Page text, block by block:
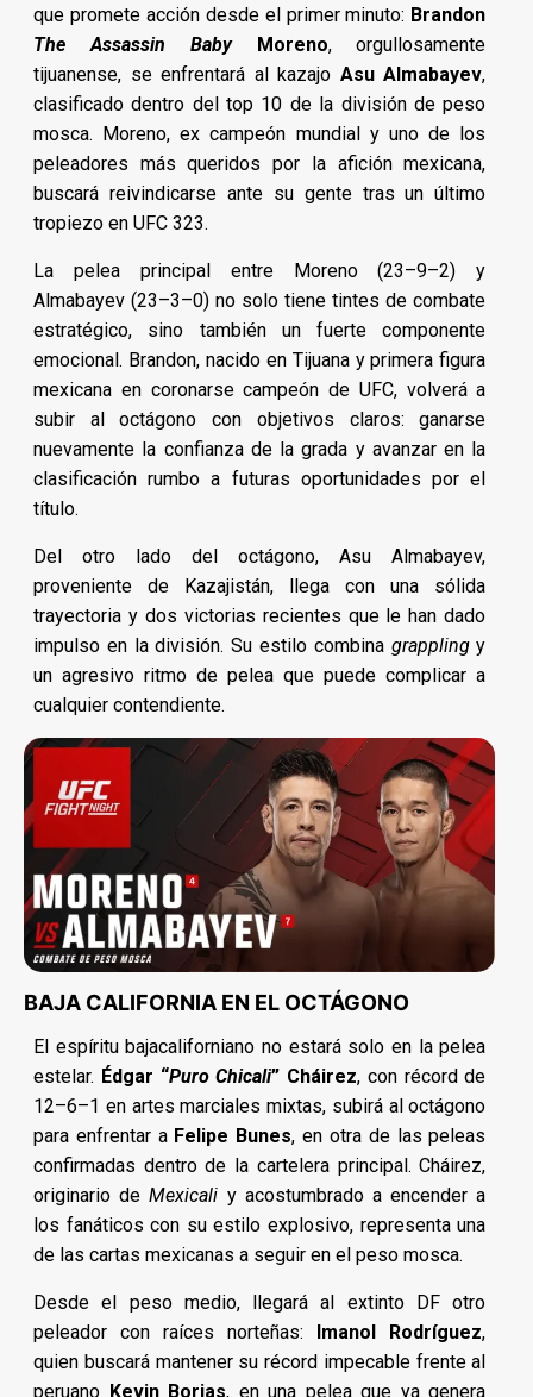
que promete acción desde el primer minuto: Brandon
The Assassin BabyMoreno, orgullosamente
tijuanense, se enfrentará al kazajo Asu Almabayev,
clasificado dentro del top 10 de la división de peso
mosca. Moreno, ex campeón mundial y uno de los
peleadores más queridos por la afición mexicana,
buscará reivindicarse ante su gente tras un último
tropiezo en UFC 323.
La pelea principal entre Moreno (23–9–2) y
Almabayev (23–3–0) no solo tiene tintes de combate
estratégico, sino también un fuerte componente
emocional. Brandon, nacido en Tijuana y primera figura
mexicana en coronarse campeón de UFC, volverá a
subir al octágono con objetivos claros: ganarse
nuevamente la confianza de la grada y avanzar en la
clasificación rumbo a futuras oportunidades por el
título.
Del otro lado del octágono, Asu Almabayev,
proveniente de Kazajistán, llega con una sólida
trayectoria y dos victorias recientes que le han dado
impulso en la división. Su estilo combina grapplingy
un agresivo ritmo de pelea que puede complicar a
cualquier contendiente.
BAJA CALIFORNIA EN EL OCTÁGONO
El espíritu bajacaliforniano no estará solo en la pelea
estelar. Édgar “Puro Chicali” Cháirez, con récord de
12–6–1 en artes marciales mixtas, subirá al octágono
para enfrentar a Felipe Bunes, en otra de las peleas
confirmadas dentro de la cartelera principal. Cháirez,
originario deMexicali y acostumbrado a encender a
los fanáticos con su estilo explosivo, representa una
de las cartas mexicanas a seguir en el peso mosca.
Desde el peso medio, llegará al extinto DF otro
peleador con raíces norteñas: Imanol Rodríguez,
quien buscará mantener su récord impecable frente al
peruano Kevin Borjas, en una pelea que ya genera